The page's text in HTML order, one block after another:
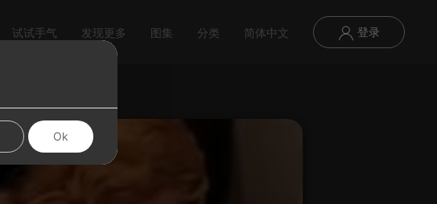
试试手气 发现更多 图集 分类 简体中文 登录
Ok